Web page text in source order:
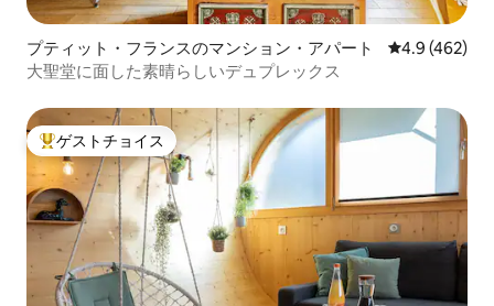
プティット・フランスのマンション・アパート レビュー462
4.9 (462)
大聖堂に面した素晴らしいデュプレックス
大好評のゲストチョイスです。
ゲストチョイス